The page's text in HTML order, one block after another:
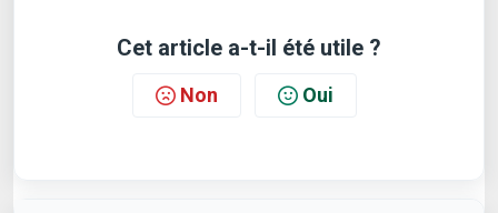
Cet article a-t-il été utile ?
Non Oui